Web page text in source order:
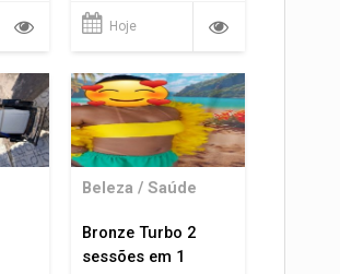
Hoje
Beleza / Saúde
Bronze Turbo 2
sessões em 1